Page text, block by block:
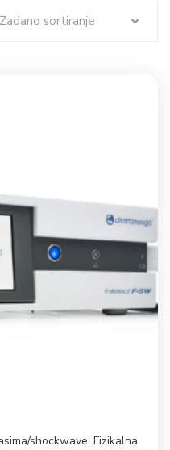
Zadano sortiranje
shockwave, Fizikalna